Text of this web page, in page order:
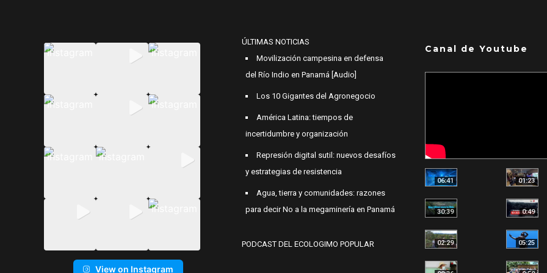
View on Instagram
ÚLTIMAS NOTICIAS
Movilización campesina en defensa
del Río Indio en Panamá [Audio]
Los 10 Gigantes del Agronegocio
América Latina: tiempos de
incertidumbre y organización
Represión digital sutil: nuevos desafíos
y estrategias de resistencia
Agua, tierra y comunidades: razones
para decir No a la megaminería en Panamá
PODCAST DEL ECOLOGIMO POPULAR
Canal de Youtube
06:41 01:23
30:39 0:49
02:29 05:25